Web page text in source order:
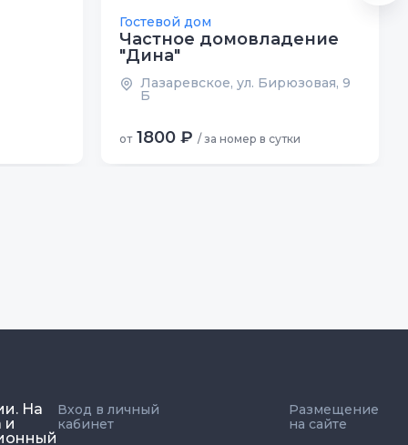
Гостевой дом
Частное домовладение
"Дина"
Лазаревское, ул. Бирюзовая, 9
Б
от 1800 ₽ / за номер в сутки
На
и
Вход в личный
кабинет
Размещение
на сайте